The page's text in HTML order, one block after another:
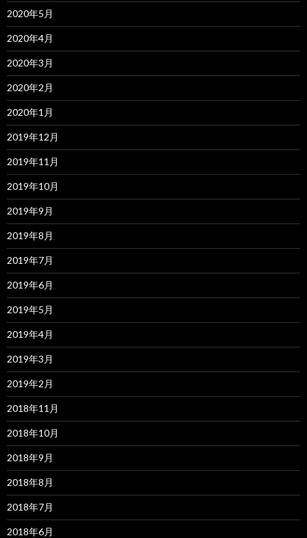
2020年5月
2020年4月
2020年3月
2020年2月
2020年1月
2019年12月
2019年11月
2019年10月
2019年9月
2019年8月
2019年7月
2019年6月
2019年5月
2019年4月
2019年3月
2019年2月
2018年11月
2018年10月
2018年9月
2018年8月
2018年7月
2018年6月